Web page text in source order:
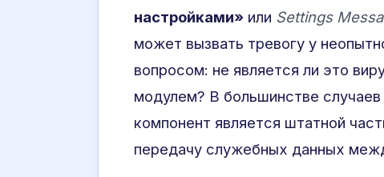
настройками» или Settings
может вызвать тревогу у
вопросом: не является ли это
модулем? В большинстве случаев
компонент является штатной
передачу служебных данных